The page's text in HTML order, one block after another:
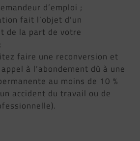
d’emploi ;
fait l’objet d’un
de la part de votre
faire une reconversion et
à l’abondement dû à une
au moins de 10 %
accident du travail ou de